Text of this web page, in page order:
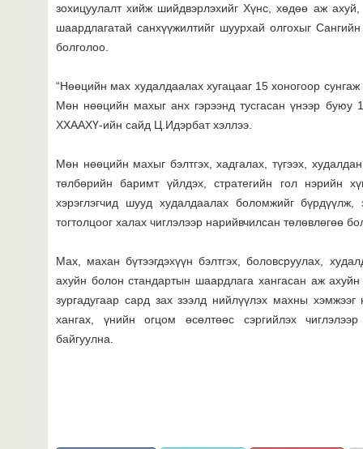
зохицуулалт хийж шийдвэрлэхийг Хүнс, хөдөө аж
шаардлагатай санхүүжилтийг шуурхай олгохыг
болголоо.
“Нөөцийн мах худалдаалах хугацааг 15 хоногоор
Мөн нөөцийн махыг анх гэрээнд тусгасан үнээр буюу
ХХААХҮ-ийн сайд Ц.Идэрбат хэллээ.
Мөн нөөцийн махыг бэлтгэх, хадгалах, түгээх,
төлбөрийн баримт үйлдэх, стратегийн гол нэрийн
хэрэглэгчид шууд худалдаалах боломжийг бүрдүүлж,
тогтолцоог халах чиглэлээр нарийвчилсан төлөвлөгөө
Max, махан бүтээгдэхүүн бэлтгэх, боловсруулах,
ахуйн болон стандартын шаардлага хангасан аж
зургадугаар сард зах зээлд нийлүүлэх махны хэмжээг
хангах, үнийн огцом өсөлтөөс сэргийлэх
байгуулна.